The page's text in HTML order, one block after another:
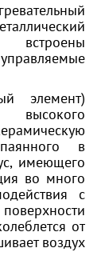
элемент)
в
имеющего
во много
с
от
воздух